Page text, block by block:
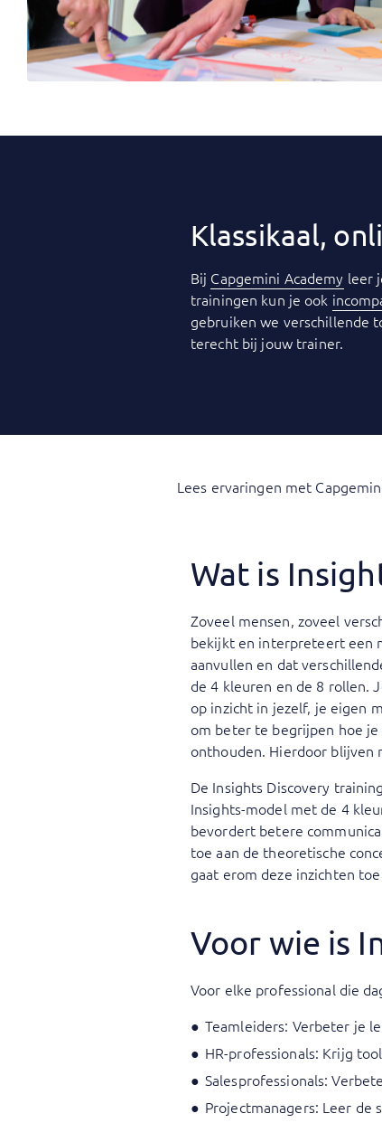
Klassikaal,
Bij Capgemini Academy leer
trainingen kun je ook
gebruiken we verschillende
terecht bij jouw trainer.
Lees ervaringen met
Wat is
Zoveel mensen, zoveel
bekijkt en interpreteert een
aanvullen en dat
de 4 kleuren en de 8 rollen.
op inzicht in jezelf, je eigen
om beter te begrijpen hoe
onthouden. Hierdoor blijven
De Insights Discovery
Insights-model met de 4
bevordert betere
toe aan de theoretische
gaat erom deze inzichten
Voor wie is
Voor elke professional die
Teamleiders: Verbeter je
HR-professionals: Krijg
Salesprofessionals:
Projectmanagers: Leer